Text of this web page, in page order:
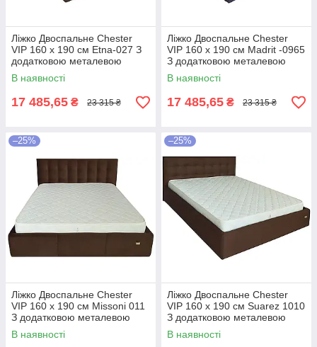
Ліжко Двоспальне Chester
VIP 160 х 190 см Etna-027 З
додатковою металевою
цільнозварною рамою
Коричневий
В наявності
17 485,65 ₴ 23 315 ₴
Ліжко Двоспальне Chester
VIP 160 х 190 см Madrit -0965
З додатковою металевою
цільнозварною рамою
Фіолетовий
В наявності
17 485,65 ₴ 23 315 ₴
–25%
Ліжко Двоспальне Chester
VIP 160 х 190 см Missoni 011
З додатковою металевою
цільнозварною рамою
Темно-коричневий
В наявності
–25%
Ліжко Двоспальне Chester
VIP 160 х 190 см Suarez 1010
З додатковою металевою
цільнозварною рамою
Коричневий
В наявності